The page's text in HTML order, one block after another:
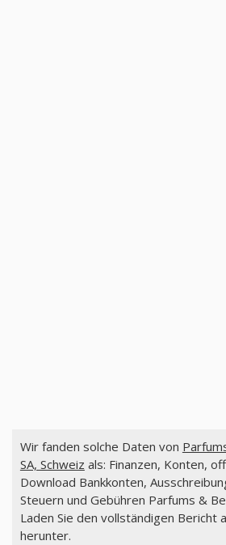
Wir fanden solche Daten von
SA, Schweiz als: Finanzen, Konten,
Download Bankkonten,
Steuern und Gebühren Parfums &
Laden Sie den vollständigen Bericht
herunter.